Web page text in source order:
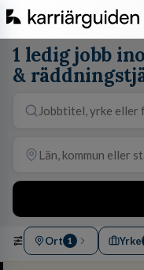
1 ledig jobb
&
Ort 1 Yrke